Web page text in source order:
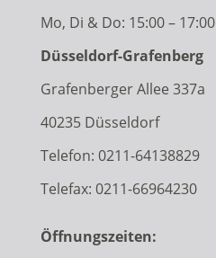
Mo, Di & Do: 15:00 – 17:00
Düsseldorf-Grafenberg
Grafenberger Allee 337a
40235 Düsseldorf
Telefon: 0211-64138829
Telefax: 0211-66964230
Öffnungszeiten: